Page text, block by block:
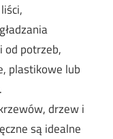
od potrzeb,
plastikowe lub
drzew i
są idealne